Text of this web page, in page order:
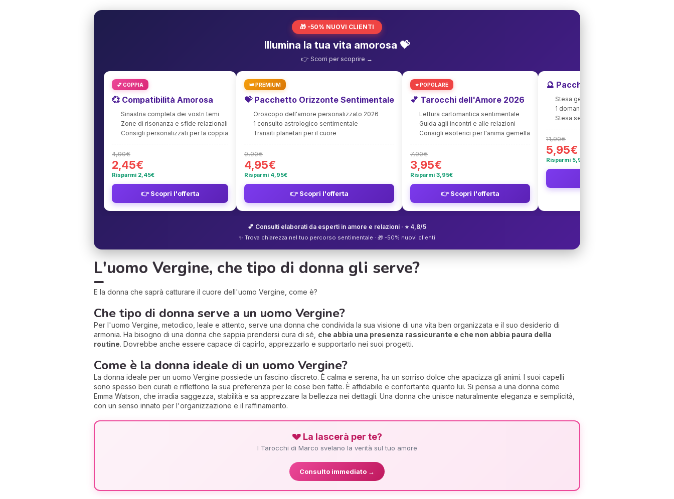
🎁 -50% NUOVI CLIENTI
Illumina la tua vita amorosa 💝
👉 Scorri per scoprire →
💕 COPPIA
💞 Compatibilità Amorosa
Sinastria completa dei vostri temi
Zone di risonanza e sfide relazionali
Consigli personalizzati per la coppia
4,90€
2,45€
Risparmi 2,45€
👉 Scopri l'offerta
👑 PREMIUM
💝 Pacchetto Orizzonte Sentimentale
Oroscopo dell'amore personalizzato 2026
1 consulto astrologico sentimentale
Transiti planetari per il cuore
9,90€
4,95€
Risparmi 4,95€
👉 Scopri l'offerta
⭐ POPOLARE
💕 Tarocchi dell'Amore 2026
Lettura cartomantica sentimentale
Guida agli incontri e alle relazioni
Consigli esoterici per l'anima gemella
7,90€
3,95€
Risparmi 3,95€
👉 Scopri l'offerta
🔮 Pacchetto Tarocchi + Amore
Stesa generale approfondita 2026
1 domanda personalizzata d'amore
Stesa sentimentale in omaggio 💝
11,90€
5,95€
Risparmi 5,95€
💕 Consulti elaborati da esperti in amore e relazioni · ⭐ 4,8/5
✨ Trova chiarezza nel tuo percorso sentimentale · 🎁 -50% nuovi clienti
L'uomo Vergine, che tipo di donna gli serve?
E la donna che saprà catturare il cuore dell'uomo Vergine, come è?
Che tipo di donna serve a un uomo Vergine?
Per l'uomo Vergine, metodico, leale e attento, serve una donna che condivida la sua visione di una vita ben organizzata e il suo desiderio di
armonia. Ha bisogno di una donna che sappia prendersi cura di sé, che abbia una presenza rassicurante e che non abbia paura della
routine. Dovrebbe anche essere capace di capirlo, apprezzarlo e supportarlo nei suoi progetti.
Come è la donna ideale di un uomo Vergine?
La donna ideale per un uomo Vergine possiede un fascino discreto. È calma e serena, ha un sorriso dolce che apacizza gli animi. I suoi capelli
sono spesso ben curati e riflettono la sua preferenza per le cose ben fatte. È affidabile e confortante quanto lui. Si pensa a una donna come
Emma Watson, che irradia saggezza, stabilità e sa apprezzare la bellezza nei dettagli. Una donna che unisce naturalmente eleganza e semplicità,
con un senso innato per l'organizzazione e il raffinamento.
💔 La lascerà per te?
I Tarocchi di Marco svelano la verità sul tuo amore
Consulto immediato →